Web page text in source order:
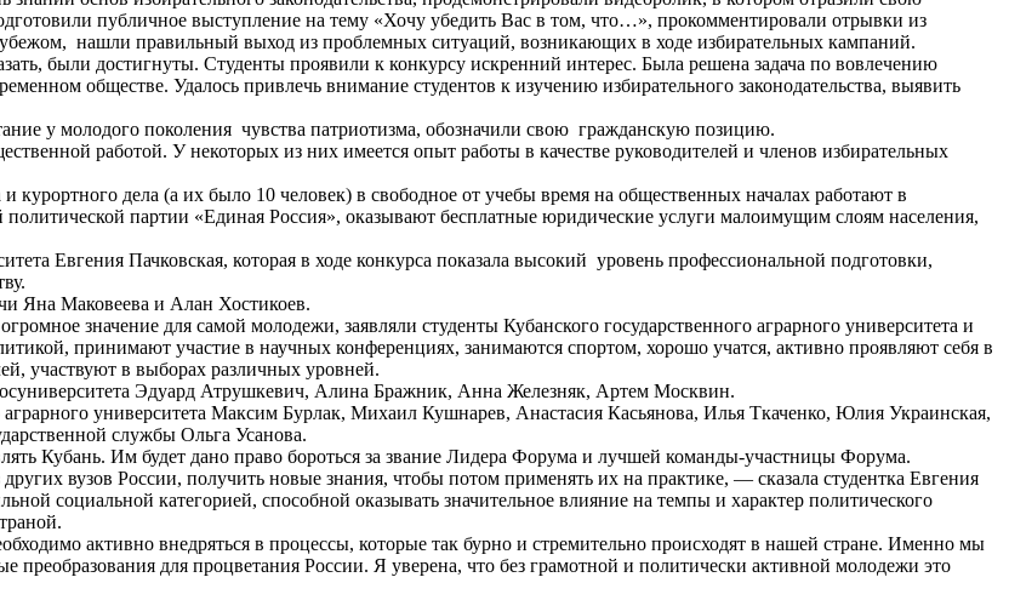
публичное выступление на тему «Хочу убедить Вас в том, что…», прокомментировали отрывки из
нашли правильный выход из проблемных ситуаций, возникающих в ходе избирательных кампаний.
были достигнуты. Студенты проявили к конкурсу искренний интерес. Была решена задача по вовлечению
обществе. Удалось привлечь внимание студентов к изучению избирательного законодательства, выявить
у молодого поколения чувства патриотизма, обозначили свою гражданскую позицию.
работой. У некоторых из них имеется опыт работы в качестве руководителей и членов избирательных
курортного дела (а их было 10 человек) в свободное от учебы время на общественных началах работают в
партии «Единая Россия», оказывают бесплатные юридические услуги малоимущим слоям населения,
Евгения Пачковская, которая в ходе конкурса показала высокий уровень профессиональной подготовки,
Яна Маковеева и Алан Хостикоев.
значение для самой молодежи, заявляли студенты Кубанского государственного аграрного университета и
принимают участие в научных конференциях, занимаются спортом, хорошо учатся, активно проявляют себя в
участвуют в выборах различных уровней.
Эдуард Атрушкевич, Алина Бражник, Анна Железняк, Артем Москвин.
аграрного университета Максим Бурлак, Михаил Кушнарев, Анастасия Касьянова, Илья Ткаченко, Юлия Украинская,
службы Ольга Усанова.
Кубань. Им будет дано право бороться за звание Лидера Форума и лучшей команды-участницы Форума.
вузов России, получить новые знания, чтобы потом применять их на практике, — сказала студентка Евгения
социальной категорией, способной оказывать значительное влияние на темпы и характер политического
активно внедряться в процессы, которые так бурно и стремительно происходят в нашей стране. Именно мы
преобразования для процветания России. Я уверена, что без грамотной и политически активной молодежи это